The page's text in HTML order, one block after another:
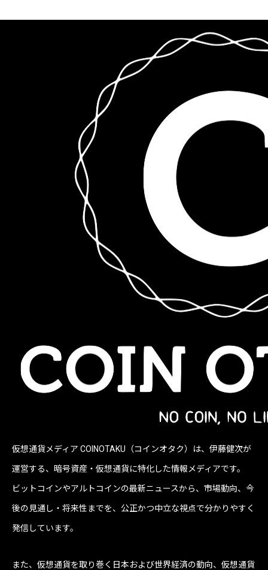
仮想通貨メディア COINOTAKU（コインオタク）は、伊藤健次が
運営する、暗号資産・仮想通貨に特化した情報メディアです。
ビットコインやアルトコインの最新ニュースから、市場動向、今
後の見通し・将来性までを、公正かつ中立な視点で分かりやすく
発信しています。
また、仮想通貨を取り巻く日本および世界経済の動向、仮想通貨